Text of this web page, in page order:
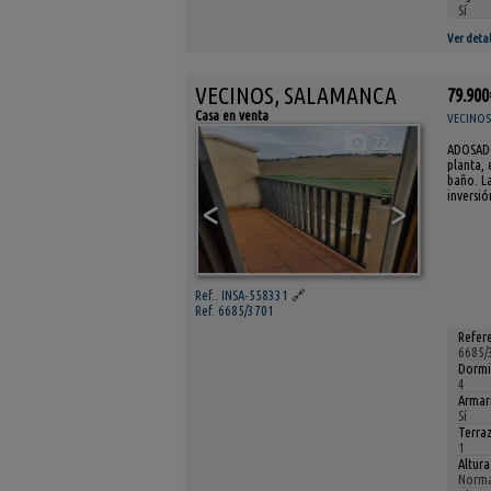
Sí
Ver
VECINOS, SALAMANCA
Casa en venta
< >
22
Ref.. INSA-558331 🔗
Ref. 6685/3701
planta,
baño.
6685/
4
Sí
1